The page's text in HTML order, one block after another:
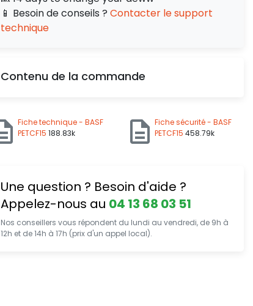
📱 Besoin de conseils ? Contacter le support
technique
Contenu de la commande
Fiche technique - BASF
PETCF15 188.83k
Fiche sécurité - BASF
PETCF15 458.79k
Une question ? Besoin d'aide ?
Appelez-nous au 04 13 68 03 51
Nos conseillers vous répondent du lundi au vendredi, de 9h à
12h et de 14h à 17h (prix d'un appel local).